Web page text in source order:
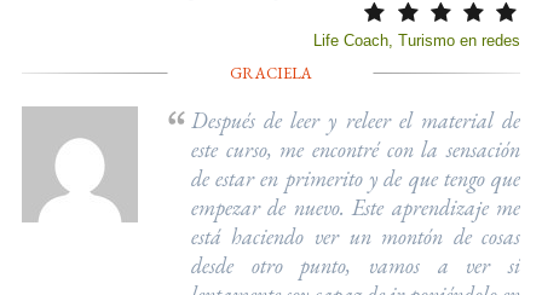
Life Coach, Turismo en redes
GRACIELA
Después de leer y releer el material de
este curso, me encontré con la sensación
de estar en primerito y de que tengo que
empezar de nuevo. Este aprendizaje me
está haciendo ver un montón de cosas
desde otro punto, vamos a ver si